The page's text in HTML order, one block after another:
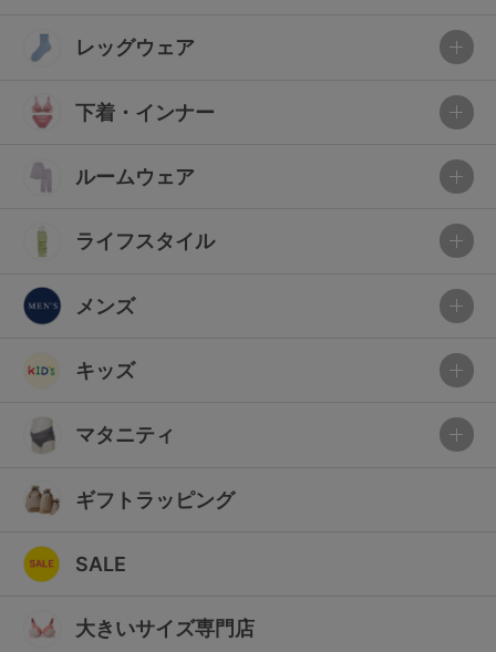
レッグウェア
下着・インナー
ルームウェア
ライフスタイル
メンズ
キッズ
マタニティ
ギフトラッピング
SALE
大きいサイズ専門店